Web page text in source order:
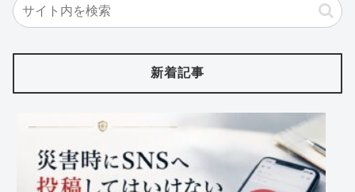
新着記事